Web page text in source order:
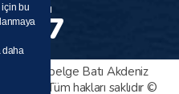
için bu
daha
Hattı
37
bilgi ve belge Batı Akdeniz
Tüm hakları saklıdır ©